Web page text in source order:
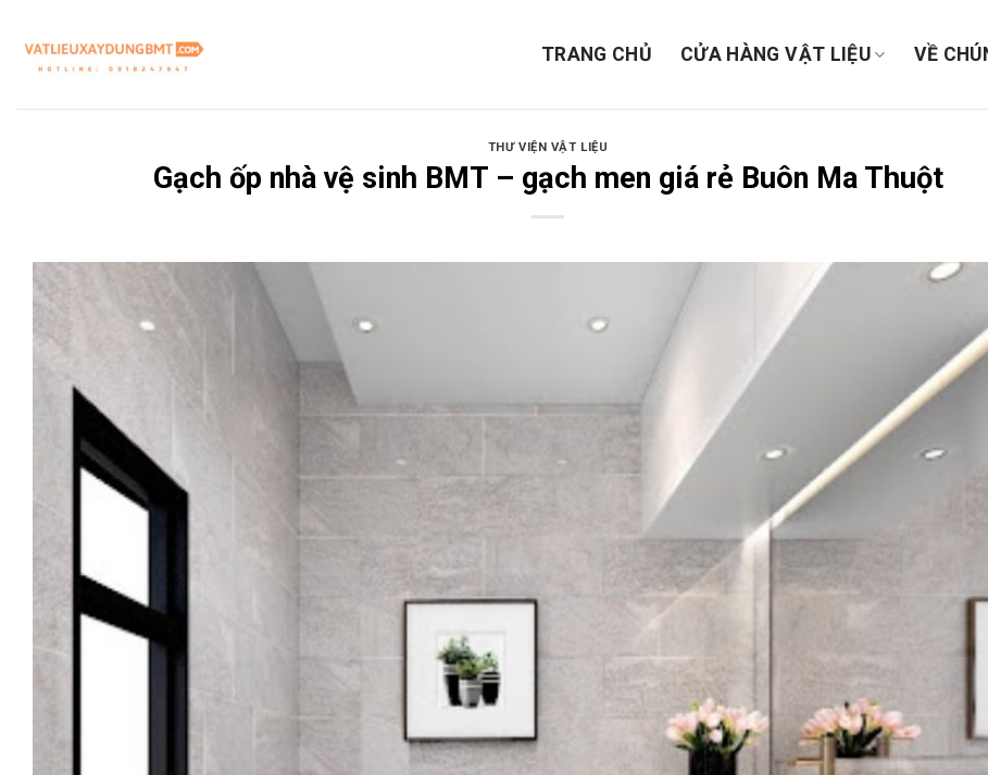
content
TRANG CHỦ CỬA HÀNG VẬT LIỆU VỀ
THƯ VIỆN VẬT LIỆU
Gạch ốp nhà vệ sinh BMT – gạch men giá rẻ Buôn Ma Thuột